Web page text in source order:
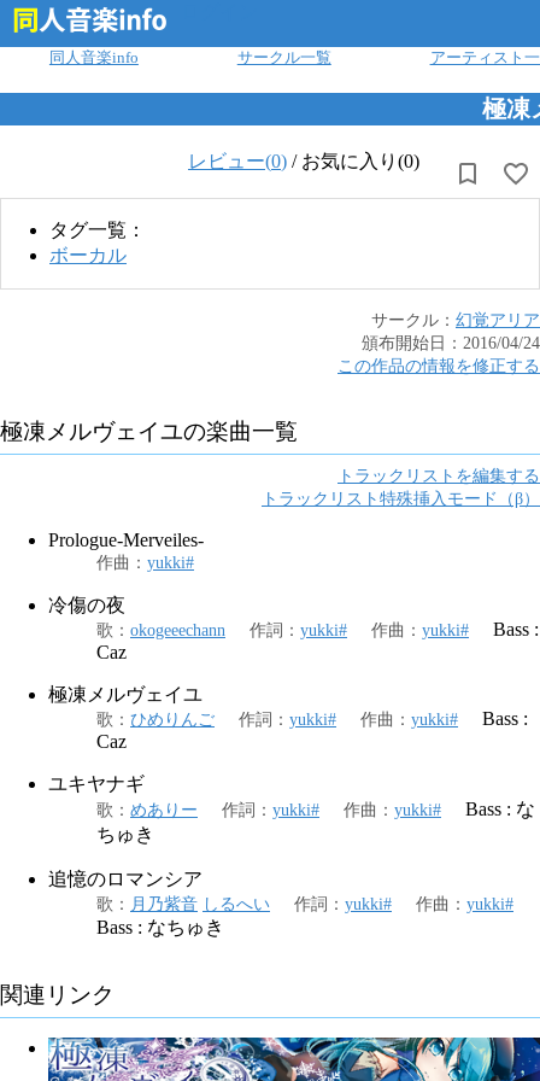
同人音楽info サークル一覧 アーティスト
極凍
レビュー(0) / お気に入り(0)
タグ一覧：
ボーカル
サークル： 幻覚アリア
頒布開始日： 2016/04/24
この作品の情報を修正する
極凍メルヴェイユの楽曲一覧
トラックリストを編集する
トラックリスト特殊挿入モード（β）
Prologue-Merveiles-
作曲 ： yukki#
冷傷の夜
歌 ： okogeeechann 作詞 ： yukki# 作曲 ： yukki#
Bass :
Caz
極凍メルヴェイユ
歌 ： ひめりんご 作詞 ： yukki# 作曲 ： yukki#
Bass :
Caz
ユキヤナギ
歌 ： めありー 作詞 ： yukki# 作曲 ： yukki#
Bass : な
ちゅき
追憶のロマンシア
歌 ： 月乃紫音 しるへい 作詞 ： yukki# 作曲 ： yukki#
Bass : なちゅき
関連リンク